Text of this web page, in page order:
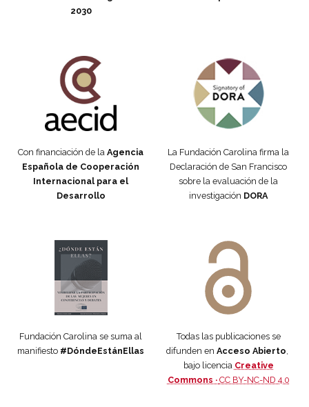
2030
Con financiación de la Agencia
Española de Cooperación
Internacional para el
Desarrollo
La Fundación Carolina firma la
Declaración de San Francisco
sobre la evaluación de la
investigación DORA
Fundación Carolina se suma al
manifiesto #DóndeEstánEllas
Todas las publicaciones se
difunden en Acceso Abierto,
bajo licencia Creative
Commons · CC BY-NC-ND 4.0